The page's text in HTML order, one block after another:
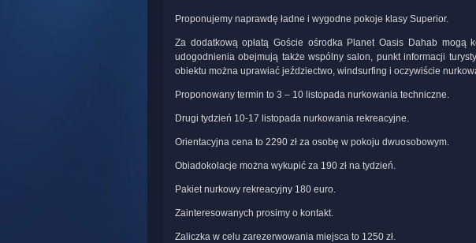
Proponujemy naprawdę ładne i wygodne pokoje klasy Superior.
Za dodatkową opłatą Goście ośrodka Planet Oasis Dahab mogą
udogodnienia obejmują także wspólny salon, punkt informacji
obiektu można uprawiać jeździectwo, windsurfing i oczywiście
Proponowany termin to 3 – 10 listopada nurkowania techniczne.
Drugi tydzień 10-17 listopada nurkowania rekreacyjne.
Orientacyjna cena to 2290 zł za osobę w pokoju dwuosobowym.
Obiadokolacje można wykupić za 190 zł na tydzień.
Pakiet nurkowy rekreacyjny 180 euro.
Zainteresowanych prosimy o kontakt.
Zaliczka w celu zarezerwowania miejsca to 1250 zł.